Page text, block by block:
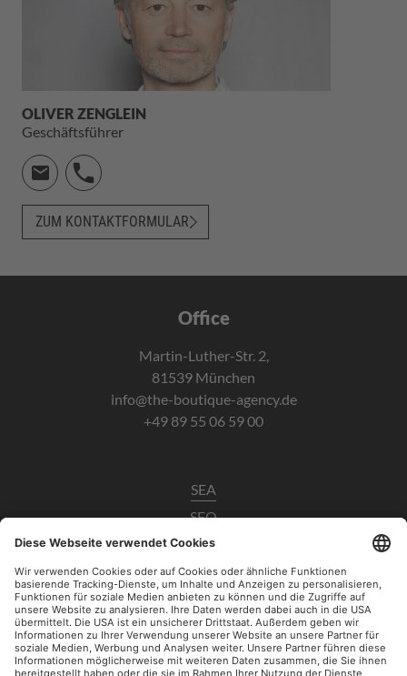
OLIVER ZENGLEIN
Geschäftsführer
ZUM KONTAKTFORMULAR
Office
Martin-Luther-Str. 2,
81539 München
info@the-boutique-agency.de
+49 89 55 06 59 00
SEA
SEO
Data Analytics
UX / CRO
Paid Social